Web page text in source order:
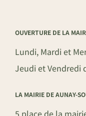
OUVERTURE DE LA
Lundi, Mardi et
Jeudi et Vendredi
LA MAIRIE DE AUNAY-
5 place de la